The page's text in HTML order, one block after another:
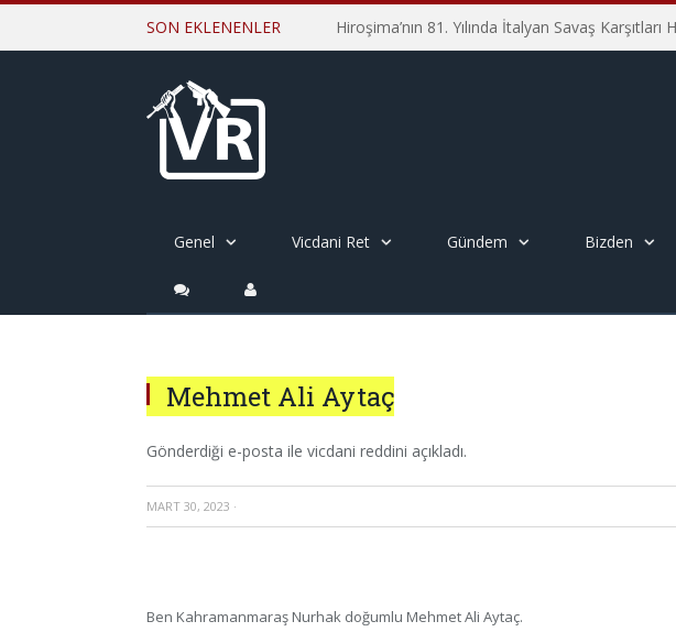
SON EKLENENLER
Genel Vicdani Ret Gündem Bizden
Mehmet Ali Aytaç
Gönderdiği e-posta ile vicdani reddini açıkladı.
MART 30, 2023 ·
Ben Kahramanmaraş Nurhak doğumlu Mehmet Ali Aytaç.